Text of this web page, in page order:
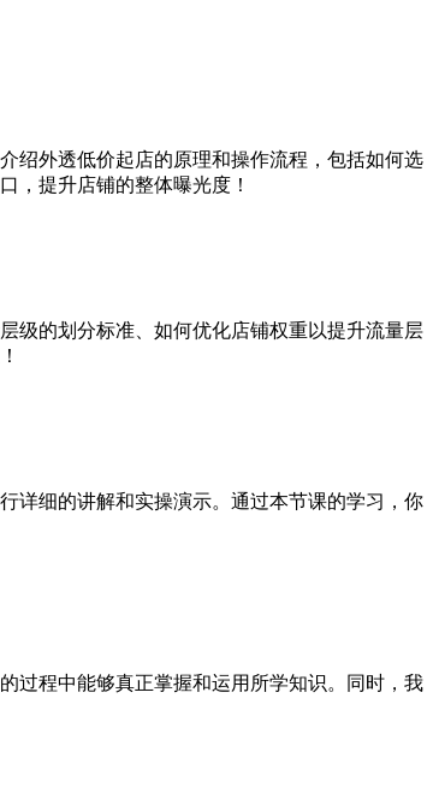
绍外透低价起店的原理和操作流程，包括如何选
，提升店铺的整体曝光度！
级的划分标准、如何优化店铺权重以提升流量层
详细的讲解和实操演示。通过本节课的学习，你
过程中能够真正掌握和运用所学知识。同时，我